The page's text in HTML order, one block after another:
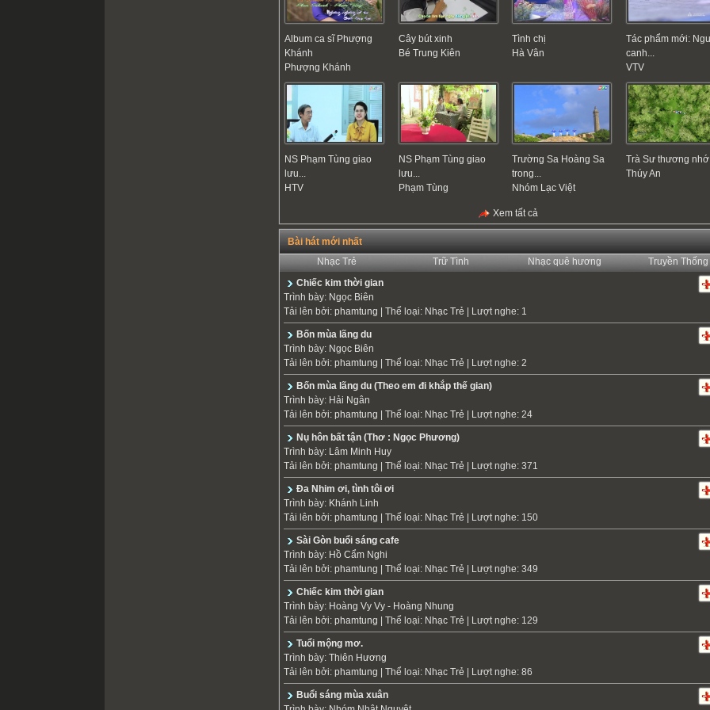
Album ca sĩ Phượng
Khánh
Phượng Khánh
Cây bút xinh
Bé Trung Kiên
Tình chị
Hà Vân
Tác phẩm mới:
canh...
VTV
NS Phạm Tùng giao
lưu...
HTV
NS Phạm Tùng giao
lưu...
Phạm Tùng
Trường Sa Hoàng Sa
trong...
Nhóm Lạc Việt
Trà Sư thương nhớ
Thúy An
Xem tất cả
Bài hát mới nhất
Nhạc Trẻ
Trữ Tình Nhạc quê hương
Truyền Thống
Chiếc kim thời gian
Trình bày: Ngọc Biên
Tải lên bởi: phamtung | Thể loại: Nhạc Trẻ | Lượt nghe: 1
Bốn mùa lãng du
Trình bày: Ngọc Biên
Tải lên bởi: phamtung | Thể loại: Nhạc Trẻ | Lượt nghe: 2
Bốn mùa lãng du (Theo em đi khắp thế gian)
Trình bày: Hải Ngân
Tải lên bởi: phamtung | Thể loại: Nhạc Trẻ | Lượt nghe: 24
Nụ hôn bất tận (Thơ : Ngọc Phương)
Trình bày: Lâm Minh Huy
Tải lên bởi: phamtung | Thể loại: Nhạc Trẻ | Lượt nghe: 371
Đa Nhim ơi, tình tôi ơi
Trình bày: Khánh Linh
Tải lên bởi: phamtung | Thể loại: Nhạc Trẻ | Lượt nghe: 150
Sài Gòn buổi sáng cafe
Trình bày: Hồ Cẩm Nghi
Tải lên bởi: phamtung | Thể loại: Nhạc Trẻ | Lượt nghe: 349
Chiếc kim thời gian
Trình bày: Hoàng Vy Vy - Hoàng Nhung
Tải lên bởi: phamtung | Thể loại: Nhạc Trẻ | Lượt nghe: 129
Tuổi mộng mơ.
Trình bày: Thiên Hương
Tải lên bởi: phamtung | Thể loại: Nhạc Trẻ | Lượt nghe: 86
Buổi sáng mùa xuân